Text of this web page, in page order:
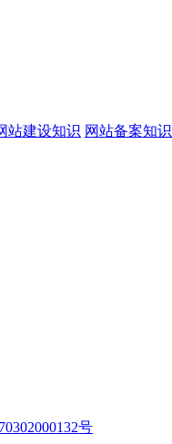
站建设知识 网站备案知识
号